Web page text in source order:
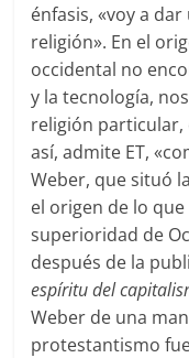
énfasis, «voy a
religión». En el
occidental no
y la tecnología,
religión particular,
así, admite ET,
Weber, que situó
el origen de lo
superioridad de
después de la
espíritu del
Weber de una
protestantismo